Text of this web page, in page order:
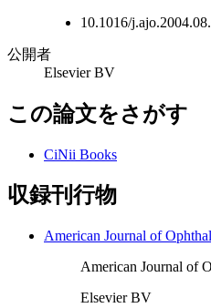
10.1016/
公開者
Elsevier BV
この論文をさがす
CiNii Books
収録刊行物
American Journal of
American Journal of
Elsevier BV